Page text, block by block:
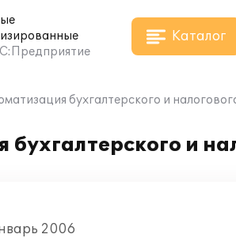
Каталог
бухгалтерского и
и
2006